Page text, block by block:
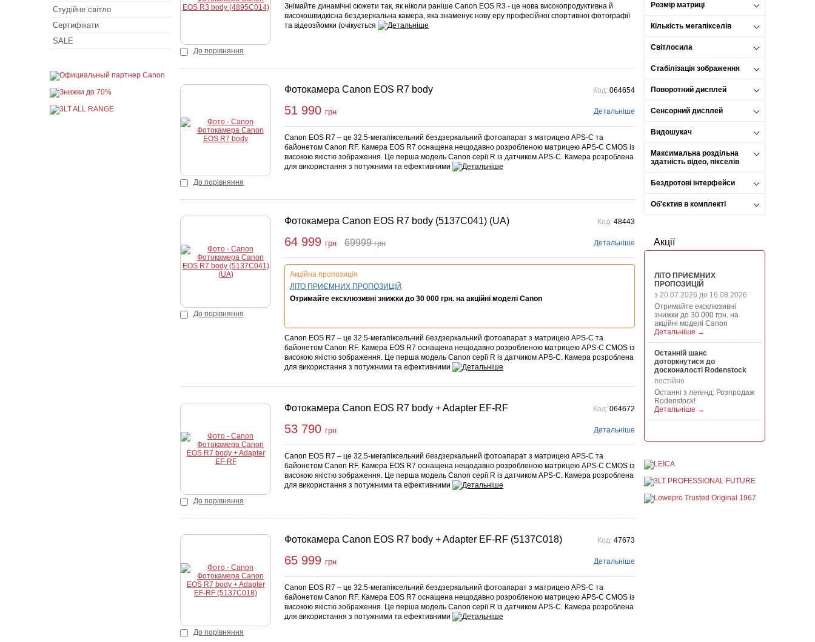
До порівняння
Знімайте динамічні сюжети так, як ніколи раніше Canon EOS R3 - це нова високопродуктивна й
високошвидкісна бездзеркальна камера, яка знаменує нову еру професійної спортивної фотографії
та відеозйомки (очікується
До порівняння
Фотокамера Canon EOS R7 body Код: 064654
51 990 грн Детальніше
Canon EOS R7 – це 32.5-мегапіксельний бездзеркальний фотоапарат з матрицею APS-C та
байонетом Canon RF. Камера EOS R7 оснащена нещодавно розробленою матрицею APS-C CMOS із
високою якістю зображення. Це перша модель Canon серії R із датчиком APS-C. Камера розроблена
для використання з потужними та ефективними
До порівняння
Фотокамера Canon EOS R7 body (5137C041) (UA) Код: 48443
64 999 грн 69999грн
Купити Детальніше
Акційна пропозиція
ЛІТО ПРИЄМНИХ ПРОПОЗИЦІЙ
Отримайте ексклюзивні знижки до 30 000 грн. на акційні моделі Canon
Canon EOS R7 – це 32.5-мегапіксельний бездзеркальний фотоапарат з матрицею APS-C та
байонетом Canon RF. Камера EOS R7 оснащена нещодавно розробленою матрицею APS-C CMOS із
високою якістю зображення. Це перша модель Canon серії R із датчиком APS-C. Камера розроблена
для використання з потужними та ефективними
До порівняння
Фотокамера Canon EOS R7 body + Adapter EF-RF Код: 064672
53 790 грн Детальніше
Canon EOS R7 – це 32.5-мегапіксельний бездзеркальний фотоапарат з матрицею APS-C та
байонетом Canon RF. Камера EOS R7 оснащена нещодавно розробленою матрицею APS-C CMOS із
високою якістю зображення. Це перша модель Canon серії R із датчиком APS-C. Камера розроблена
для використання з потужними та ефективними
До порівняння
Фотокамера Canon EOS R7 body + Adapter EF-RF (5137C018) Код: 47673
65 999 грн Детальніше
Canon EOS R7 – це 32.5-мегапіксельний бездзеркальний фотоапарат з матрицею APS-C та
байонетом Canon RF. Камера EOS R7 оснащена нещодавно розробленою матрицею APS-C CMOS із
високою якістю зображення. Це перша модель Canon серії R із датчиком APS-C. Камера розроблена
для використання з потужними та ефективними
Розмір матриці
Кількість мегапікселів
Світлосила
Стабілізація зображення
Поворотний дисплей
Сенсорний дисплей
Видошукач
Максимальна роздільна
здатність відео, пікселів
Бездротові інтерфейси
Об'єктив в комплекті
Акції
ЛІТО ПРИЄМНИХ
ПРОПОЗИЦІЙ
з 20.07.2026 до 16.08.2026
Отримайте ексклюзивні
знижки до 30 000 грн. на
акційні моделі Canon
Детальніше →
Останній шанс
доторкнутися до
досконалості Rodenstock
постійно
Останні з легенд: Розпродаж
Rodenstock!
Детальніше →
Manfrotto, National
продукції Manfrotto, National
гарантовану знижку від 50 до
Студійне світло
Сертифікати
SALE